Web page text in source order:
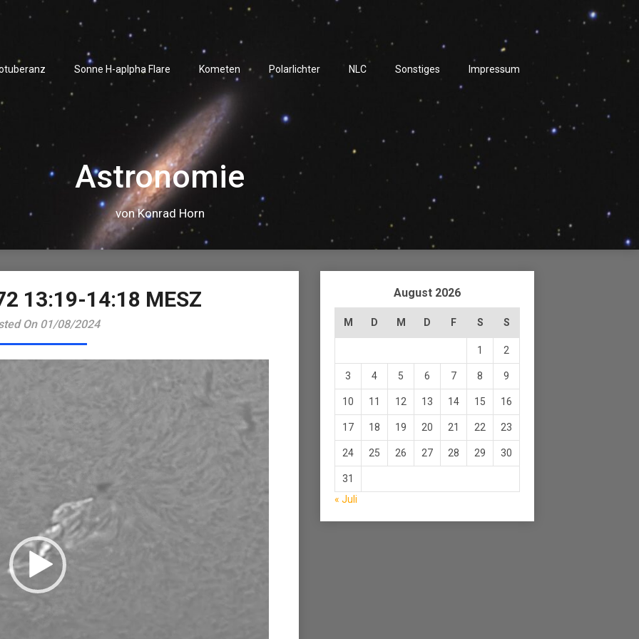
Sonne H-aplpha Flare Kometen Polarlichter NLC Sonstiges Impressum
Astronomie
von Konrad Horn
13:19-14:18 MESZ
On 01/08/2024
August 2026
M D M D F S S
1 2
3 4 5 6 7 8 9
10 11 12 13 14 15 16
17 18 19 20 21 22 23
24 25 26 27 28 29 30
31
« Juli